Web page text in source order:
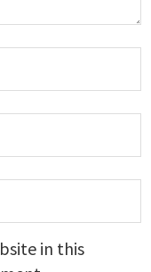
in this